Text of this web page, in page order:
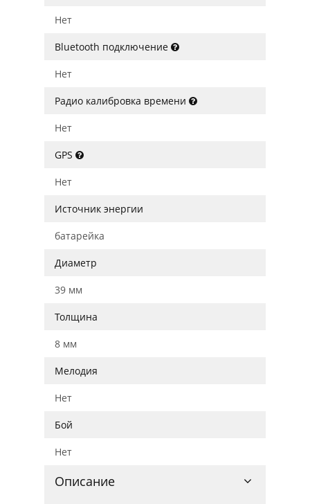
Нет
Bluetooth подключение
Нет
Радио калибровка времени
Нет
GPS
Нет
Источник энергии
батарейка
Диаметр
39 мм
Толщина
8 мм
Мелодия
Нет
Бой
Нет
Описание